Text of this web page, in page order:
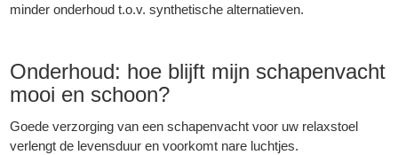
minder onderhoud t.o.v. synthetische alternatieven.
Onderhoud: hoe blijft mijn schapenvacht
mooi en schoon?
Goede verzorging van een schapenvacht voor uw relaxstoel
verlengt de levensduur en voorkomt nare luchtjes.